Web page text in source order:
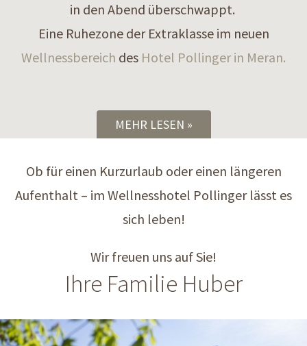
in den Abend überschwappt.
Eine Ruhezone der Extraklasse im neuen
Wellnessbereich des Hotel Pollinger in Meran.
MEHR LESEN
Ob für einen Kurzurlaub oder einen längeren
Aufenthalt – im Wellnesshotel Pollinger lässt es
sich leben!
Wir freuen uns auf Sie!
Ihre Familie Huber